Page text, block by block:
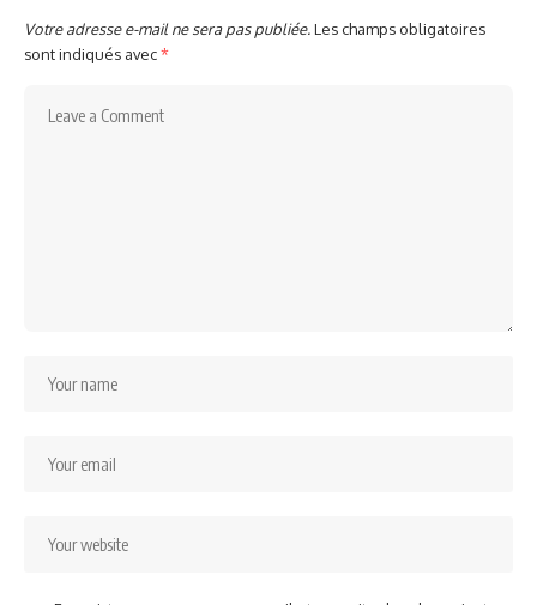
Votre adresse e-mail ne sera pas publiée.Les champs obligatoires
sont indiqués avec*